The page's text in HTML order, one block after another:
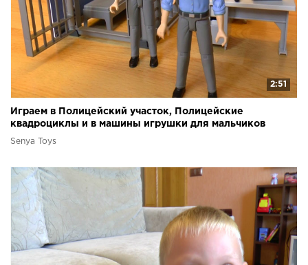
2:51
Играем в Полицейский участок, Полицейские
квадроциклы и в машины игрушки для мальчиков
Senya Toys